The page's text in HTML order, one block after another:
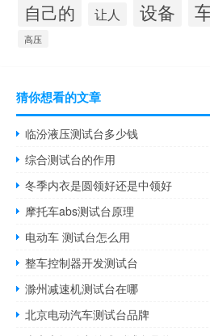
自己的 让人 设备
高压
猜你想看的文章
临汾液压测试台多少钱
综合测试台的作用
冬季内衣是圆领好还是中领好
摩托车abs测试台原理
电动车 测试台怎么用
整车控制器开发测试台
滁州减速机测试台在哪
北京电动汽车测试台品牌